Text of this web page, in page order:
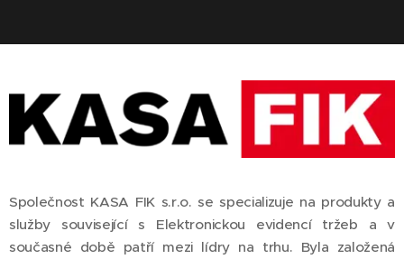
Společnost KASA FIK s.r.o. se specializuje na produkty a
služby související s Elektronickou evidencí tržeb a v
současné době patří mezi lídry na trhu. Byla založená